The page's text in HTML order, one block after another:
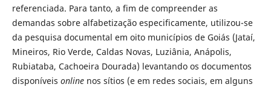
referenciada. Para tanto, a fim de compreender as
demandas sobre alfabetização especificamente, utilizou-se
da pesquisa documental em oito municípios de Goiás (Jataí,
Mineiros, Rio Verde, Caldas Novas, Luziânia, Anápolis,
Rubiataba, Cachoeira Dourada) levantando os documentos
disponíveis onlinenos sítios (e em redes sociais, em alguns